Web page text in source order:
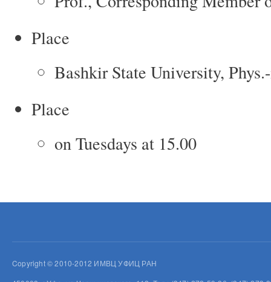
Place
Bashkir State University,
Place
on Tuesdays at 15.00
Copyright © 2010-2012 ИМВЦ УФИЦ РАН